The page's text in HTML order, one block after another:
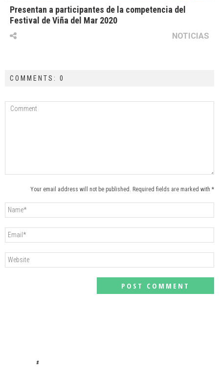
Presentan a participantes de la competencia del
Festival de Viña del Mar 2020
NOTICIAS
COMMENTS: 0
Your email address will not be published. Required fields are marked with *
#